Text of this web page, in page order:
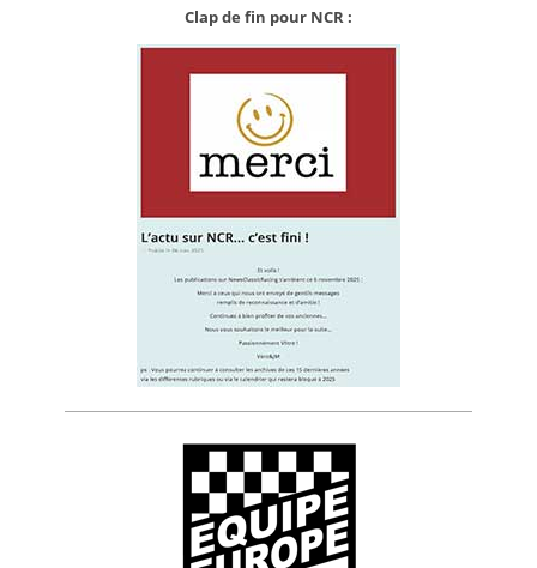
Clap de fin pour NCR :